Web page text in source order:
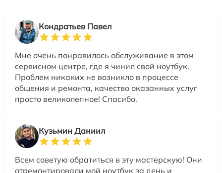
Кондратьев Павел
Мне очень понравилось обслуживание в этом
сервисном центре, где я чинил свой ноутбук.
Проблем никаких не возникло в процессе
общения и ремонта, качество оказанных услуг
просто великолепное! Спасибо.
Кузьмин Даниил
Всем советую обратиться в эту мастерскую! Они
отремонтировали мой ноутбук за день и